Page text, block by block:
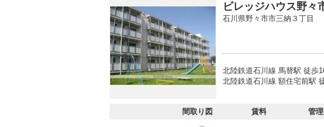
ビレッジハウス野々
石川県野々市市三納３丁目
北陸鉄道石川線 馬替駅 徒歩
北陸鉄道石川線 額住宅前駅
間取り図 賃料 管